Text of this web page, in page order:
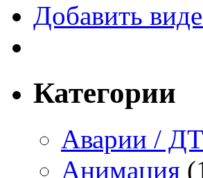
Добавить
Категории
Аварии /
Анимация